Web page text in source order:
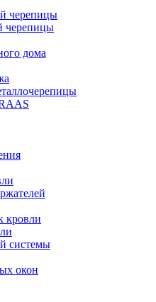
черепицы
черепицы
дома
кровли
системы
окон